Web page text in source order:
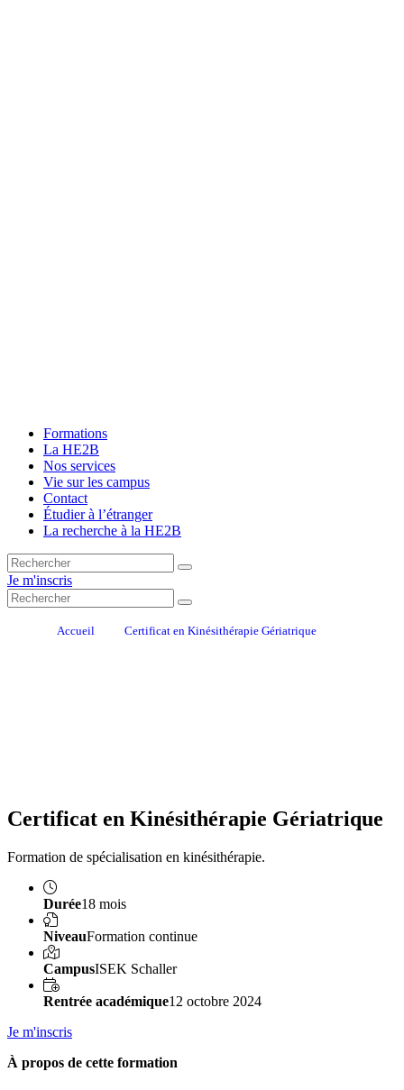
Formations
La HE2B
Nos services
Vie sur les campus
Contact
Étudier à l’étranger
La recherche à la HE2B
Je m'inscris
Accueil Certificat en Kinésithérapie Gériatrique
Certificat en Kinésithérapie Gériatrique
Formation de spécialisation en kinésithérapie.
Durée18 mois
NiveauFormation continue
CampusISEK Schaller
Rentrée académique12 octobre 2024
Je m'inscris
À propos de cette formation